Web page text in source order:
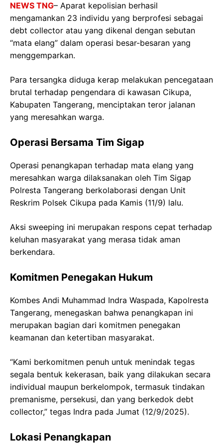
NEWS TNG– Aparat kepolisian berhasil
mengamankan 23 individu yang berprofesi sebagai
debt collector atau yang dikenal dengan sebutan
“mata elang” dalam operasi besar-besaran yang
menggemparkan.
Para tersangka diduga kerap melakukan pencegataan
brutal terhadap pengendara di kawasan Cikupa,
Kabupaten Tangerang, menciptakan teror jalanan
yang meresahkan warga.
Operasi Bersama Tim Sigap
Operasi penangkapan terhadap mata elang yang
meresahkan warga dilaksanakan oleh Tim Sigap
Polresta Tangerang berkolaborasi dengan Unit
Reskrim Polsek Cikupa pada Kamis (11/9) lalu.
Aksi sweeping ini merupakan respons cepat terhadap
keluhan masyarakat yang merasa tidak aman
berkendara.
Komitmen Penegakan Hukum
Kombes Andi Muhammad Indra Waspada, Kapolresta
Tangerang, menegaskan bahwa penangkapan ini
merupakan bagian dari komitmen penegakan
keamanan dan ketertiban masyarakat.
“Kami berkomitmen penuh untuk menindak tegas
segala bentuk kekerasan, baik yang dilakukan secara
individual maupun berkelompok, termasuk tindakan
premanisme, persekusi, dan yang berkedok debt
collector,” tegas Indra pada Jumat (12/9/2025).
Lokasi Penangkapan